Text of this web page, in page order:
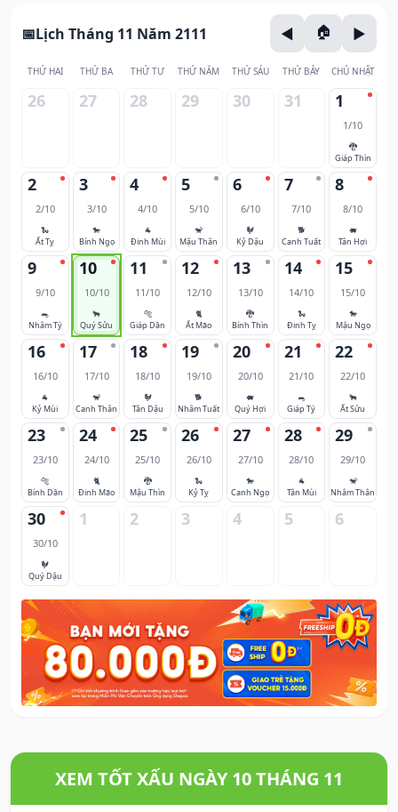
Lịch Tháng 11 Năm 2111
THỨ HAI THỨ BA THỨ TƯ THỨ NĂM THỨ SÁU THỨ BẢY CHỦ NHẬT
26 27 28 29 30 31 1
1/10
🐉
Giáp Thìn
2
2/10
🐍
Ất Tỵ
3
3/10
🐎
Bính Ngọ
4
4/10
🐐
Đinh Mùi
5
5/10
🐒
Mậu Thân
6
6/10
🐓
Kỷ Dậu
7
7/10
🐕
Canh Tuất
8
8/10
🐖
Tân Hợi
9
9/10
🐀
Nhâm Tý
10
10/10
🐂
Quý Sửu
11
11/10
🐅
Giáp Dần
12
12/10
🐈
Ất Mão
13
13/10
🐉
Bính Thìn
14
14/10
🐍
Đinh Tỵ
15
15/10
🐎
Mậu Ngọ
16
16/10
🐐
Kỷ Mùi
17
17/10
🐒
Canh Thân
18
18/10
🐓
Tân Dậu
19
19/10
🐕
Nhâm Tuất
20
20/10
🐖
Quý Hợi
21
21/10
🐀
Giáp Tý
22
22/10
🐂
Ất Sửu
23
23/10
🐅
Bính Dần
24
24/10
🐈
Đinh Mão
25
25/10
🐉
Mậu Thìn
26
26/10
🐍
Kỷ Tỵ
27
27/10
🐎
Canh Ngọ
28
28/10
🐐
Tân Mùi
29
29/10
🐒
Nhâm Thân
30
30/10
🐓
Quý Dậu
1 2 3 4 5 6
XEM TỐT XẤU NGÀY 10 THÁNG 11